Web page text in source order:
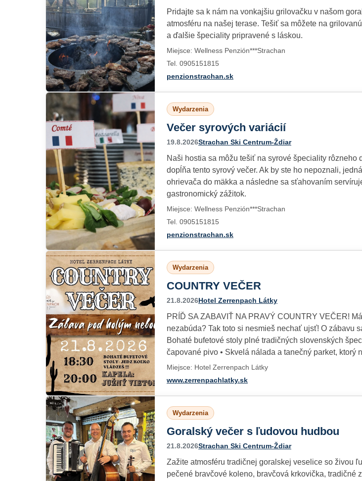
Pridajte sa k nám na vonkajšiu grilovačku v našom
atmosféru na našej terase. Tešiť sa môžete na
a ďalšie špeciality pripravené s láskou.
Miejsce: Wellness Penzión***Strachan
Tel. 0905151815
penzionstrachan.sk
Wydarzenia
Večer syrových variácií
19.8.2026Strachan Ski Centrum-Ždiar
Naši hostia sa môžu tešiť na syrové špeciality
dopĺňa tento syrový večer. Ak by ste ho nepoznali,
ohrievača do mäkka a následne sa sťahovaním
gastronomický zážitok.
Miejsce: Wellness Penzión***Strachan
Tel. 0905151815
penzionstrachan.sk
Wydarzenia
COUNTRY VEČER
21.8.2026Hotel Zerrenpach Látky
PRÍĎ SA ZABAVIŤ NA PRAVÝ COUNTRY VEČER!
nezabúda? Tak toto si nesmieš nechať ujsť! O zábavu
Bohaté bufetové stoly plné tradičných slovenských
čapované pivo • Skvelá nálada a tanečný parket, ktorý
Miejsce: Hotel Zerrenpach Látky
www.zerrenpachlatky.sk
Wydarzenia
Goralský večer s ľudovou hudbou
21.8.2026Strachan Ski Centrum-Ždiar
Zažite atmosféru tradičnej goralskej veselice so živou
pečené bravčové koleno, bravčová krkovička,